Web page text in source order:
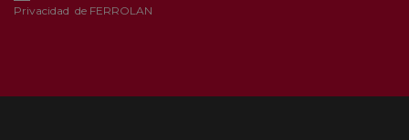
Privacidad de FERROLAN